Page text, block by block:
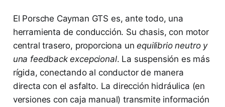
El Porsche Cayman GTS es, ante todo, una
herramienta de conducción. Su chasis, con motor
central trasero, proporciona unequilibrio neutro y
una feedback excepcional. La suspensión es más
rígida, conectando al conductor de manera
directa con el asfalto. La dirección hidráulica (en
versiones con caja manual) transmite información